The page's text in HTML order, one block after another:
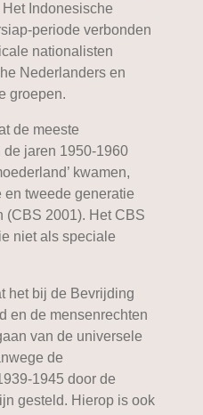
Indonesische
periode verbonden
nationalisten
Nederlanders en
groepen.
de meeste
jaren 1950-1960
kwamen,
en tweede generatie
(CBS 2001). Het CBS
niet als speciale
het bij de Bevrijding
en de mensenrechten
van de universele
de
1945 door de
gesteld. Hierop is ook